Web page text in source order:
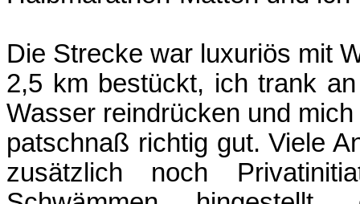
Die Strecke war luxuriös mit
2,5 km bestückt, ich trank
Wasser reindrücken und
patschnaß richtig gut. Viele
zusätzlich noch